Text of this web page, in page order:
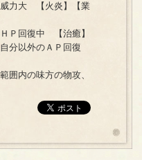
力大 【火炎】【業
Ｐ回復中 【治癒】
分以外のＡＰ回復
囲内の味方の物攻、